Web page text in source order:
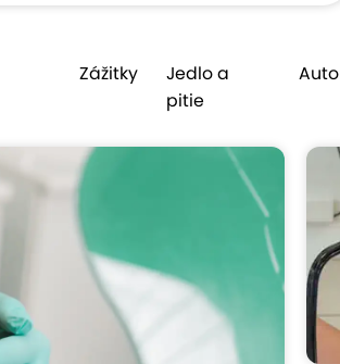
Zážitky
Jedlo a
pitie
Auto